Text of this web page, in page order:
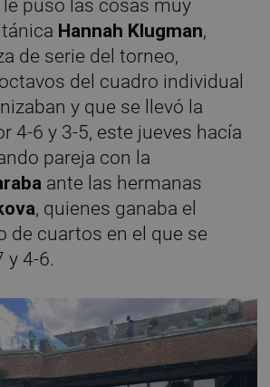
puso las cosas muy
Hannah Klugman,
de serie del torneo,
del cuadro individual
y que se llevó la
4-6 y 3-5, este jueves hacía
pareja con la
ante las hermanas
, quienes ganaba el
de cuartos en el que se
y 4-6.